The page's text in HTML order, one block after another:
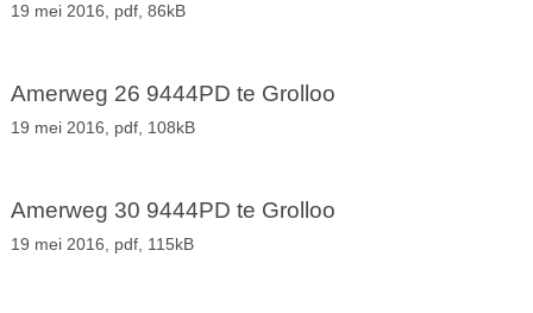
19 mei 2016, pdf, 86kB
Amerweg 26 9444PD te Grolloo
19 mei 2016, pdf, 108kB
Amerweg 30 9444PD te Grolloo
19 mei 2016, pdf, 115kB